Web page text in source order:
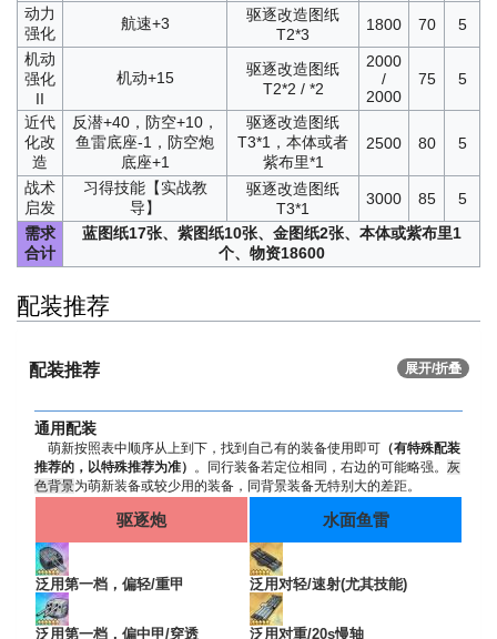
动力
强化
航速+3
驱逐改造图纸
T2*3
1800 70
5
机动
强化
II
机动+15
驱逐改造图纸
T2*2 / *2
2000
/
2000
75 5
近代
化改
造
反潜+40，防空+10，
鱼雷底座-1，防空炮
底座+1
驱逐改造图纸
T3*1，本体或者
紫布里*1
2500 80 5
战术
启发
习得技能【实战教
导】
驱逐改造图纸
T3*1
3000 85
5
需求
合计
蓝图纸17张、紫图纸10张、金图纸2张、本体或紫布里1
个、物资18600
配装推荐
配装推荐 展开/折叠
通用配装
萌新按照表中顺序从上到下，找到自己有的装备使用即可（有特殊配装
推荐的，以特殊推荐为准） 。同行装备若定位相同，右边的可能略强。 灰
色背景为萌新装备或较少用的装备，同背景装备无特别大的差距。
驱逐炮
泛用第一档，偏轻/重甲
泛用第一档，偏中甲/穿透
水面鱼雷
泛用对轻/速射(尤其技能)
泛用对重/20s慢轴